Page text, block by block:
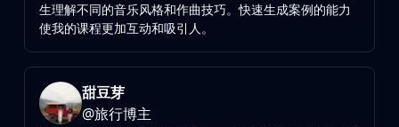
生理解不同的音乐风格和作曲技巧。快速生成案例的能力
使我的课程更加互动和吸引人。
甜豆芽
@旅行博主